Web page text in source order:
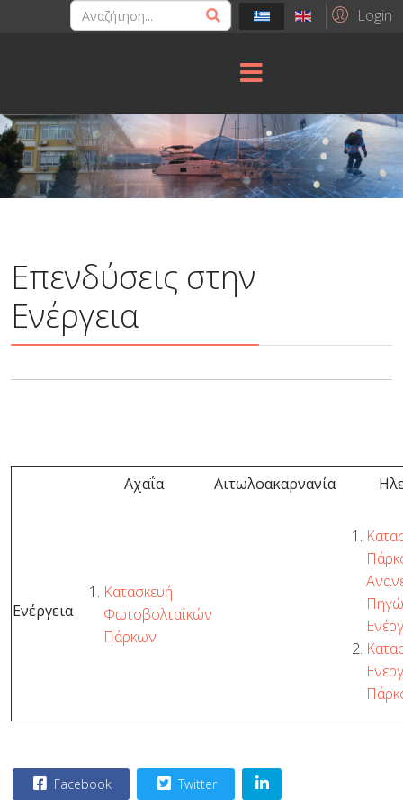
Login
Επενδύσεις στην
Ενέργεια
Αχαΐα Αιτωλοακαρνανία
Ενέργεια
Κατασκευή
Φωτοβολταΐκών
Πάρκων
Facebook Twitter